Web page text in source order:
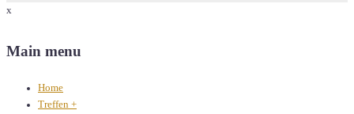
x
Main menu
Home
Treffen +